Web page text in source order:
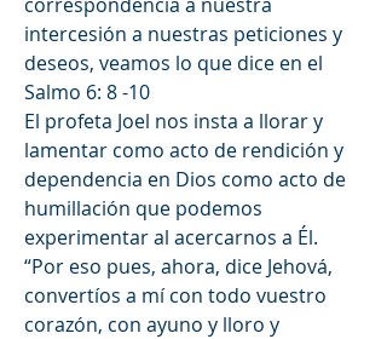
intercesión a nuestras peticiones y
deseos, veamos lo que dice en el
Salmo 6: 8 -10
El profeta Joel nos insta a llorar y
lamentar como acto de rendición y
dependencia en Dios como acto de
humillación que podemos
experimentar al acercarnos a Él.
“Por eso pues, ahora, dice Jehová,
convertíos a mí con todo vuestro
corazón, con ayuno y lloro y